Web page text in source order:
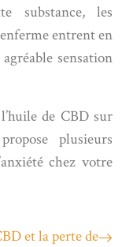
substance, les
entrent en
sensation
de CBD sur
plusieurs
chez votre
et la perte de